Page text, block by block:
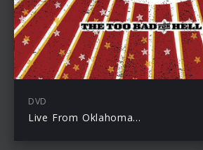
DVD
Live From Oklahoma…